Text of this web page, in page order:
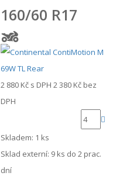
160/60 R17
2 880 Kč s DPH 2 380 Kč bez
DPH
Skladem: 1 ks
Sklad externí: 9 ks do 2 prac.
dní